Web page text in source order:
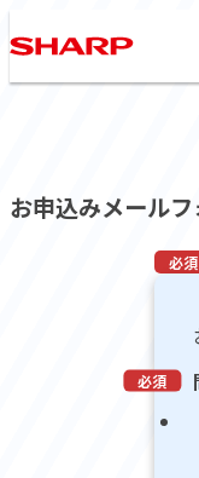
お申込みメールフ